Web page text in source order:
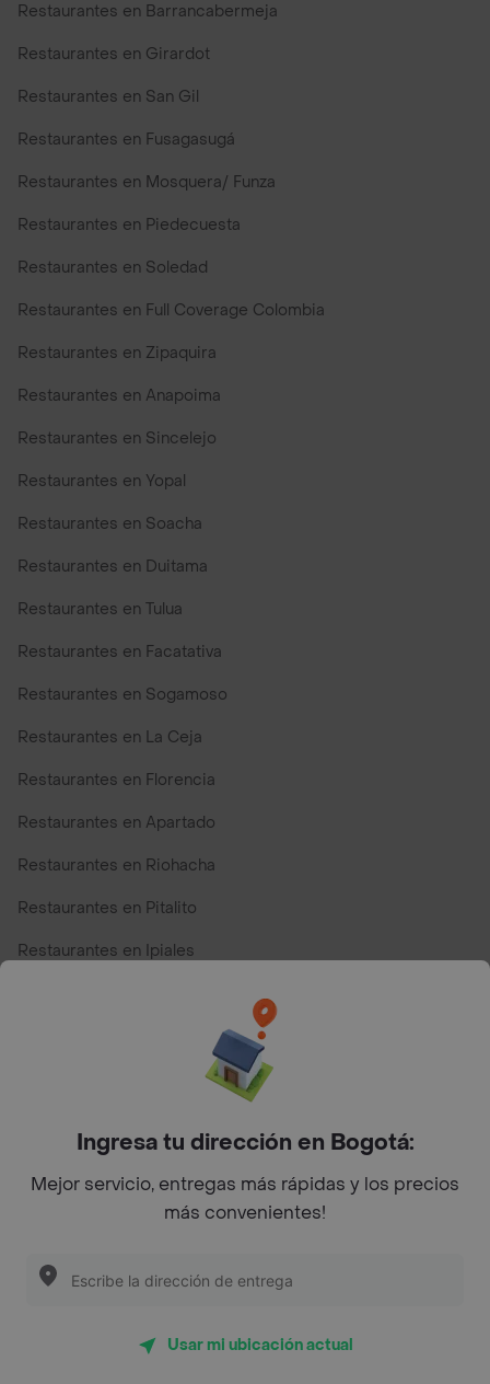
Restaurantes en Barrancabermeja
Restaurantes en Girardot
Restaurantes en San Gil
Restaurantes en Fusagasugá
Restaurantes en Mosquera/ Funza
Restaurantes en Piedecuesta
Restaurantes en Soledad
Restaurantes en Full Coverage Colombia
Restaurantes en Zipaquira
Restaurantes en Anapoima
Restaurantes en Sincelejo
Restaurantes en Yopal
Restaurantes en Soacha
Restaurantes en Duitama
Restaurantes en Tulua
Restaurantes en Facatativa
Restaurantes en Sogamoso
Restaurantes en La Ceja
Restaurantes en Florencia
Restaurantes en Apartado
Restaurantes en Riohacha
Restaurantes en Pitalito
Restaurantes en Ipiales
Top Marcas y Cadenas de Restaurantes
Encuéntranos en estos países
App Store Google play
Restaurantes cerca de mi para pedir Comida a Domicilio -
Ingresa tu dirección en Bogotá:
Mejor servicio, entregas más rápidas y los precios
más convenientes!
Usar mi ubicación actual